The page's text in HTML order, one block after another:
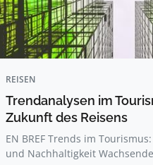
REISEN
Trendanalysen im
Zukunft des Reisens
EN BREF Trends im
und Nachhaltigkeit